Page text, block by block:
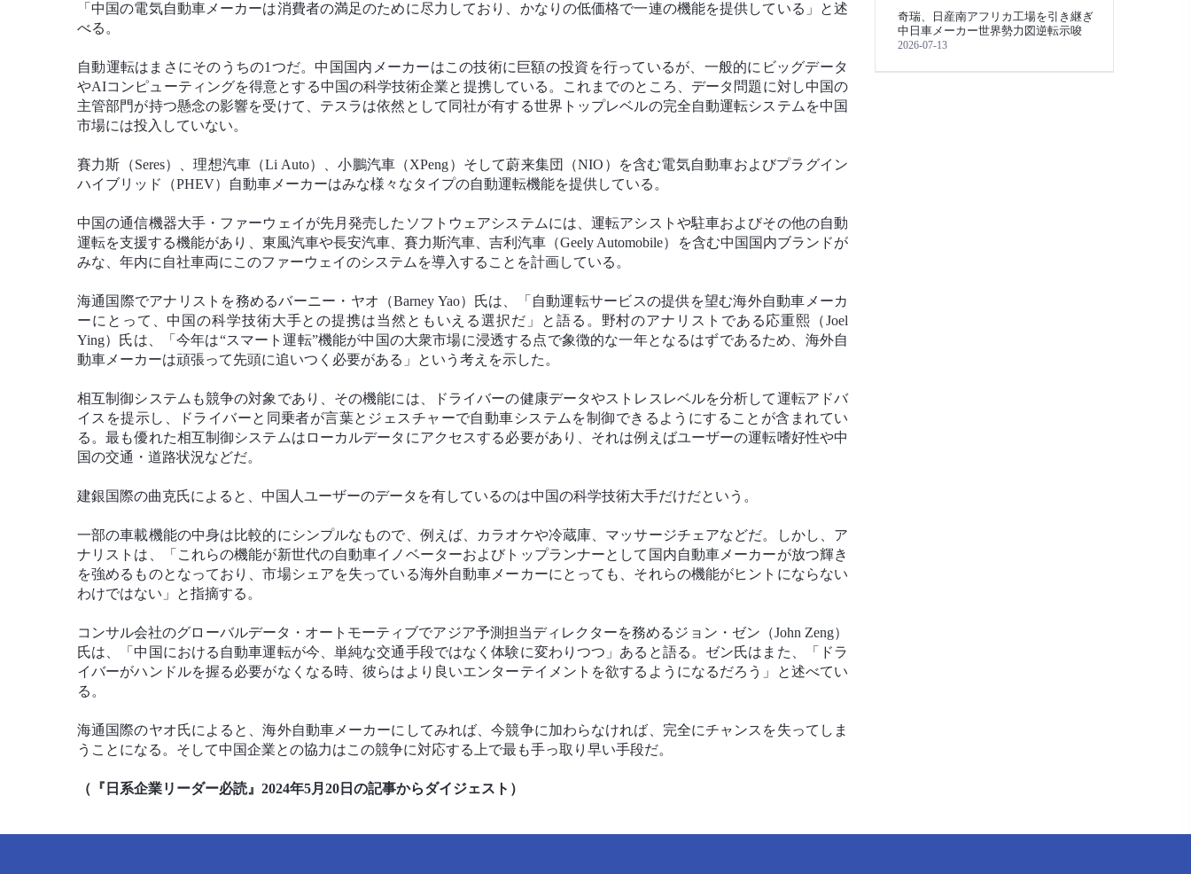
「中国の電気自動車メーカーは消費者の満足のために尽力しており、かなりの低価格で一連の機能を提供している」と述
べる。
自動運転はまさにそのうちの1つだ。中国国内メーカーはこの技術に巨額の投資を行っているが、一般的にビッグデータ
やAIコンピューティングを得意とする中国の科学技術企業と提携している。これまでのところ、データ問題に対し中国の
主管部門が持つ懸念の影響を受けて、テスラは依然として同社が有する世界トップレベルの完全自動運転システムを中国
市場には投入していない。
賽力斯（Seres）、理想汽車（Li Auto）、小鵬汽車（XPeng）そして蔚来集団（NIO）を含む電気自動車およびプラグイン
ハイブリッド（PHEV）自動車メーカーはみな様々なタイプの自動運転機能を提供している。
中国の通信機器大手・ファーウェイが先月発売したソフトウェアシステムには、運転アシストや駐車およびその他の自動
運転を支援する機能があり、東風汽車や長安汽車、賽力斯汽車、吉利汽車（Geely Automobile）を含む中国国内ブランドが
みな、年内に自社車両にこのファーウェイのシステムを導入することを計画している。
海通国際でアナリストを務めるバーニー・ヤオ（Barney Yao）氏は、「自動運転サービスの提供を望む海外自動車メーカ
ーにとって、中国の科学技術大手との提携は当然ともいえる選択だ」と語る。野村のアナリストである応重熙（Joel
Ying）氏は、「今年は“スマート運転”機能が中国の大衆市場に浸透する点で象徴的な一年となるはずであるため、海外自
動車メーカーは頑張って先頭に追いつく必要がある」という考えを示した。
相互制御システムも競争の対象であり、その機能には、ドライバーの健康データやストレスレベルを分析して運転アドバ
イスを提示し、ドライバーと同乗者が言葉とジェスチャーで自動車システムを制御できるようにすることが含まれてい
る。最も優れた相互制御システムはローカルデータにアクセスする必要があり、それは例えばユーザーの運転嗜好性や中
国の交通・道路状況などだ。
建銀国際の曲克氏によると、中国人ユーザーのデータを有しているのは中国の科学技術大手だけだという。
一部の車載機能の中身は比較的にシンプルなもので、例えば、カラオケや冷蔵庫、マッサージチェアなどだ。しかし、ア
ナリストは、「これらの機能が新世代の自動車イノベーターおよびトップランナーとして国内自動車メーカーが放つ輝き
を強めるものとなっており、市場シェアを失っている海外自動車メーカーにとっても、それらの機能がヒントにならない
わけではない」と指摘する。
コンサル会社のグローバルデータ・オートモーティブでアジア予測担当ディレクターを務めるジョン・ゼン（John Zeng）
氏は、「中国における自動車運転が今、単純な交通手段ではなく体験に変わりつつ」あると語る。ゼン氏はまた、「ドラ
イバーがハンドルを握る必要がなくなる時、彼らはより良いエンターテイメントを欲するようになるだろう」と述べてい
る。
海通国際のヤオ氏によると、海外自動車メーカーにしてみれば、今競争に加わらなければ、完全にチャンスを失ってしま
うことになる。そして中国企業との協力はこの競争に対応する上で最も手っ取り早い手段だ。
（『日系企業リーダー必読』2024年5月20日の記事からダイジェスト）
奇瑞、日産南アフリカ工場を引き継ぎ
中日車メーカー世界勢力図逆転示唆
2026-07-13